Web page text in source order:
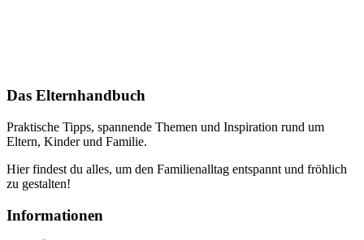
Das Elternhandbuch
Praktische Tipps, spannende Themen und Inspiration rund um
Eltern, Kinder und Familie.
Hier findest du alles, um den Familienalltag entspannt und fröhlich
zu gestalten!
Informationen